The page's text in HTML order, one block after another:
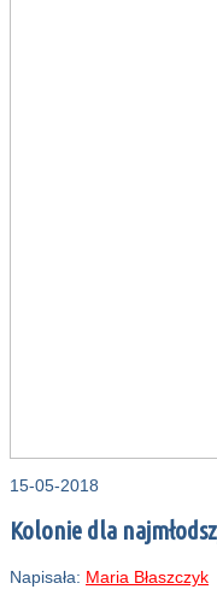
15-05-2018
Kolonie dla
Napisała: Maria Błaszczyk